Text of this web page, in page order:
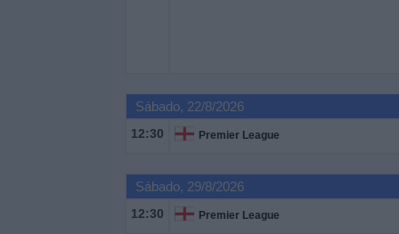
Sábado, 22/8/2026
12:30 Premier League
Sábado, 29/8/2026
12:30 Premier League